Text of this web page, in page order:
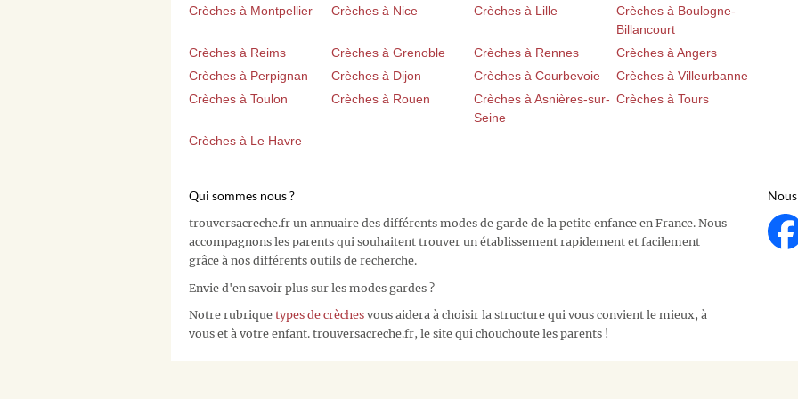
Crèches à Montpellier
Crèches à Nice Crèches à Lille
Crèches à Boulogne-
Billancourt
Crèches à Reims
Crèches à Grenoble Crèches à Rennes
Crèches à Angers
Crèches à Perpignan
Crèches à Dijon Crèches à Courbevoie
Crèches à Villeurbanne
Crèches à Toulon
Crèches à Rouen
Crèches à Asnières-sur-
Seine
Crèches à Tours
Crèches à Le Havre
Qui sommes nous ?
trouversacreche.fr un annuaire des différents modes de garde de la petite enfance en France. Nous
accompagnons les parents qui souhaitent trouver un établissement rapidement et facilement
grâce à nos différents outils de recherche.
Envie d'en savoir plus sur les modes gardes ?
Notre rubrique types de crèches vous aidera à choisir la structure qui vous convient le mieux, à
vous et à votre enfant. trouversacreche.fr, le site qui chouchoute les parents !